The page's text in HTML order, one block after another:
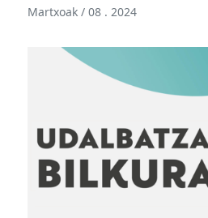
Martxoak / 08 . 2024